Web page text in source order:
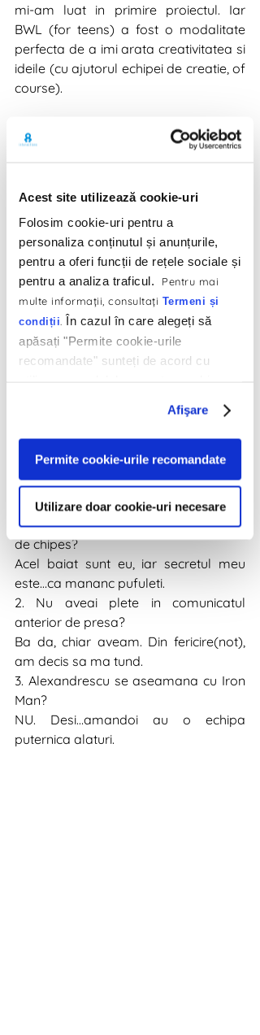
Acest site utilizează cookie-uri
Folosim cookie-uri pentru a
personaliza conținutul și anunțurile,
pentru a oferi funcții de rețele sociale și
pentru a analiza traficul.
Pentru mai
multe informaţii, consultaţi Termeni și
condiții. În cazul în care alegeți să
apăsați "Permite cookie-urile
recomandate" sunteți de acord cu
Afişare
Permite cookie-urile recomandate
Utilizare doar cookie-uri necesare
mi-am luat in primire proiectul. Iar
BWL (for teens) a fost o modalitate
perfecta de a imi arata creativitatea si
ideile (cu ajutorul echipei de creatie, of
course).
Stiu ca ai cateva intrebari, dar aici sunt
sa raspund la toate.
1. Cine este acel baiat si de ce este atat
de chipes?
Acel baiat sunt eu, iar secretul meu
este…ca mananc pufuleti.
2. Nu aveai plete in comunicatul
anterior de presa?
Ba da, chiar aveam. Din fericire(not),
am decis sa ma tund.
3. Alexandrescu se aseamana cu Iron
Man?
NU. Desi…amandoi au o echipa
puternica alaturi.